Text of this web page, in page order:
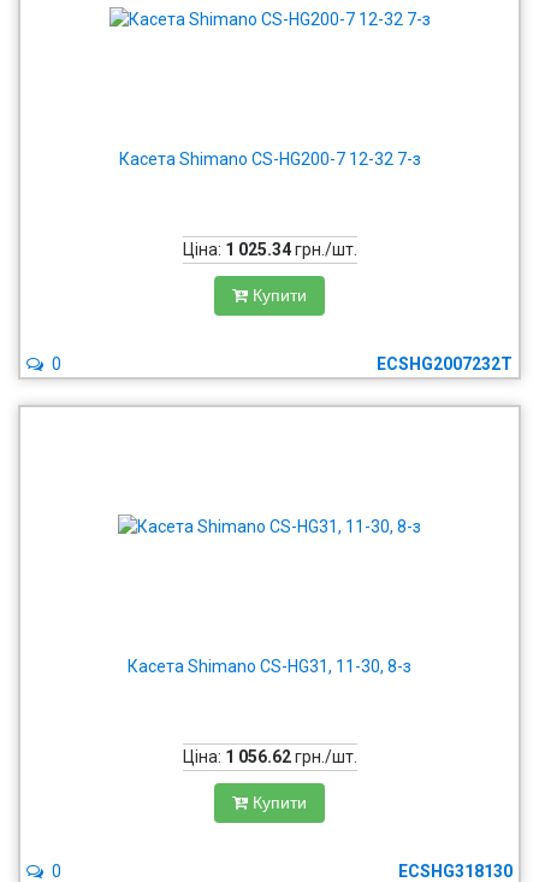
Касета Shimano CS-HG200-7 12-32 7-з
Ціна: 1 025.34грн./шт.
Купити
ECSHG2007232T
0
Касета Shimano CS-HG31, 11-30, 8-з
Ціна: 1 056.62грн./шт.
Купити
ECSHG318130
0